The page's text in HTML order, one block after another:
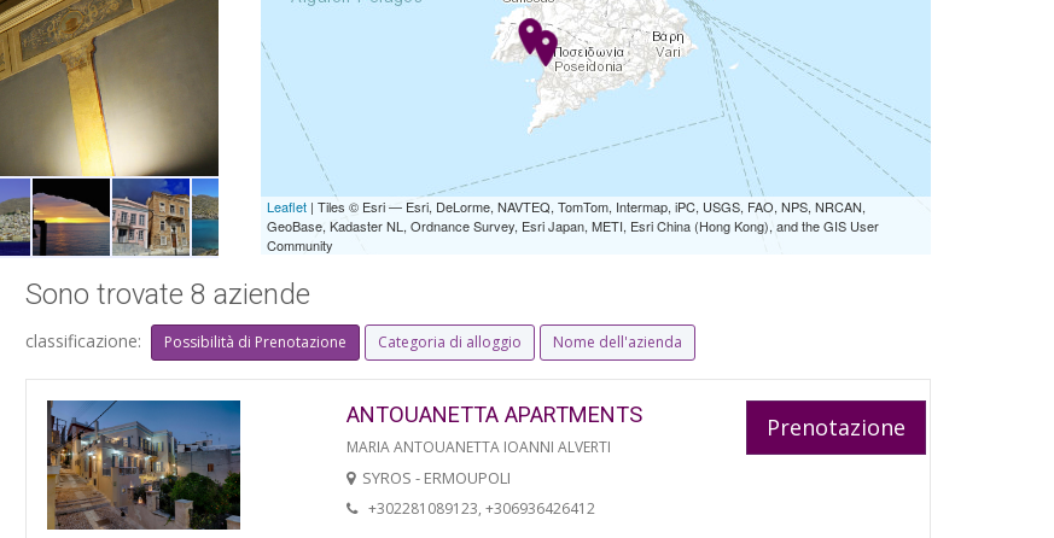
syros_vaporia_F268133321.jpg
Leaflet | Tiles © Esri — Esri, DeLorme, NAVTEQ, TomTom, Intermap, iPC, USGS, FAO, NPS, NRCAN,
GeoBase, Kadaster NL, Ordnance Survey, Esri Japan, METI, Esri China (Hong Kong), and the GIS User
Community
Sono trovate 8 aziende
classificazione: Possibilità di Prenotazione Categoria di alloggio Nome dell'azienda
ANTOUANETTA APARTMENTS
MARIA ANTOUANETTA IOANNI ALVERTI
SYROS - ERMOUPOLI
+302281089123, +306936426412
Prenotazione